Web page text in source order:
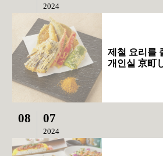
2024
제철 요리를
개인실 京町
08 07
2024